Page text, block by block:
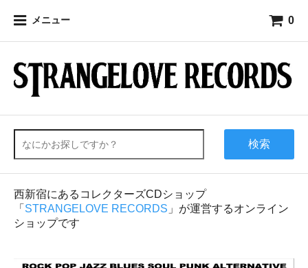
メニュー 0
検索
西新宿にあるコレクターズCDショップ
「 STRANGELOVE RECORDS 」が運営するオンライン
ショップです